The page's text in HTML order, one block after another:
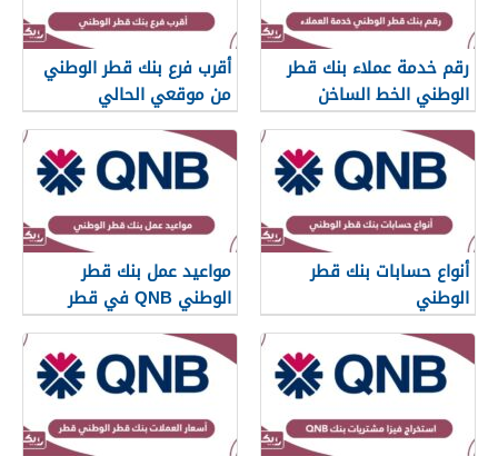
رقم خدمة عملاء بنك قطر
الوطني الخط الساخن
أقرب فرع بنك قطر الوطني
من موقعي الحالي
أنواع حسابات بنك قطر
الوطني
مواعيد عمل بنك قطر
الوطني QNB في قطر
2026